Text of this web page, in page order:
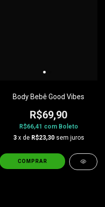
Body Bebê Good Vibes
R$69,90
R$66,41 com Boleto
3 x de R$23,30 sem juros
COMPRAR